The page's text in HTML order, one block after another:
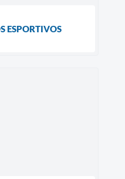
ESPORTIVOS